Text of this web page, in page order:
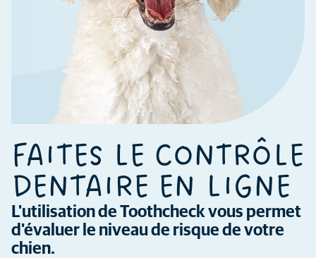
FAITES LE CONTRÔLE
DENTAIRE EN LIGNE
L'utilisation de Toothcheck vous permet
d'évaluer le niveau de risque de votre
chien.